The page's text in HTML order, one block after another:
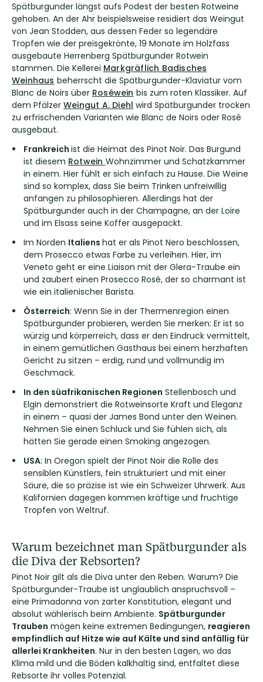
Spätburgunder längst aufs Podest der besten Rotweine
gehoben. An der Ahr beispielsweise residiert das Weingut
von Jean Stodden, aus dessen Feder so legendäre
Tropfen wie der preisgekrönte, 19 Monate im Holzfass
ausgebaute Herrenberg Spätburgunder Rotwein
stammen. Die Kellerei Markgräflich Badisches
Weinhaus beherrscht die Spätburgunder-Klaviatur vom
Blanc de Noirs über Roséwein bis zum roten Klassiker. Auf
dem Pfälzer Weingut A. Diehl wird Spätburgunder trocken
zu erfrischenden Varianten wie Blanc de Noirs oder Rosé
ausgebaut.
Frankreich ist die Heimat des Pinot Noir. Das Burgund
ist diesem Rotwein Wohnzimmer und Schatzkammer
in einem. Hier fühlt er sich einfach zu Hause. Die Weine
sind so komplex, dass Sie beim Trinken unfreiwillig
anfangen zu philosophieren. Allerdings hat der
Spätburgunder auch in der Champagne, an der Loire
und im Elsass seine Koffer ausgepackt.
Im Norden Italiens hat er als Pinot Nero beschlossen,
dem Prosecco etwas Farbe zu verleihen. Hier, im
Veneto geht er eine Liaison mit der Glera-Traube ein
und zaubert einen Prosecco Rosé, der so charmant ist
wie ein italienischer Barista.
Österreich: Wenn Sie in der Thermenregion einen
Spätburgunder probieren, werden Sie merken: Er ist so
würzig und körperreich, dass er den Eindruck vermittelt,
in einem gemütlichen Gasthaus bei einem herzhaften
Gericht zu sitzen – erdig, rund und vollmundig im
Geschmack.
In den süafrikanischen Regionen Stellenbosch und
Elgin demonstriert die Rotweinsorte Kraft und Eleganz
in einem – quasi der James Bond unter den Weinen.
Nehmen Sie einen Schluck und Sie fühlen sich, als
hätten Sie gerade einen Smoking angezogen.
USA: In Oregon spielt der Pinot Noir die Rolle des
sensiblen Künstlers, fein strukturiert und mit einer
Säure, die so präzise ist wie ein Schweizer Uhrwerk. Aus
Kalifornien dagegen kommen kräftige und fruchtige
Tropfen von Weltruf.
Warum bezeichnet man Spätburgunder als
die Diva der Rebsorten?
Pinot Noir gilt als die Diva unter den Reben. Warum? Die
Spätburgunder-Traube ist unglaublich anspruchsvoll –
eine Primadonna von zarter Konstitution, elegant und
absolut wählerisch beim Ambiente. Spätburgunder
Trauben mögen keine extremen Bedingungen, reagieren
empfindlich auf Hitze wie auf Kälte und sind anfällig für
allerlei Krankheiten. Nur in den besten Lagen, wo das
Klima mild und die Böden kalkhaltig sind, entfaltet diese
Rebsorte ihr volles Potenzial.